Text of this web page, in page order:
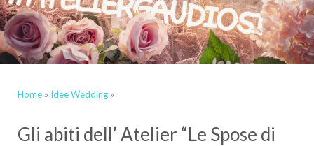
Home » Idee Wedding »
Gli abiti dell’ Atelier “Le Spose di